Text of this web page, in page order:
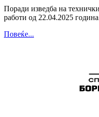
Поради изведба на
работи од 22.04.2025
Повеќе...